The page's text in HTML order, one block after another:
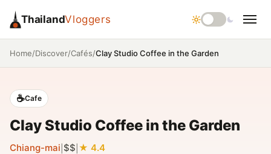
ThailandVloggers
Home/Discover/Cafés/Clay Studio Coffee in the Garden
☕Cafe
Clay Studio Coffee in the Garden
Chiang-mai $$ 4.4